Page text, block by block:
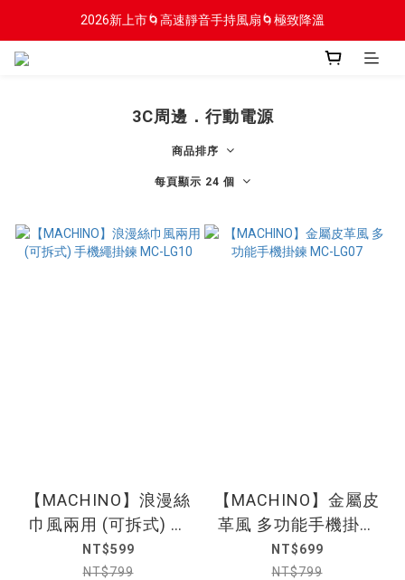
2026新上市🌀高速靜音手持風扇🌀極致降溫
2026新上市🌀高速靜音手持風扇🌀極致降溫
3C周邊．行動電源
商品排序
每頁顯示 24 個
【MACHINO】浪漫絲
巾風兩用 (可拆式) 手
機繩掛鍊 MC-LG10
NT$599
NT$799
【MACHINO】金屬皮
革風 多功能手機掛鍊
MC-LG07
NT$699
NT$799